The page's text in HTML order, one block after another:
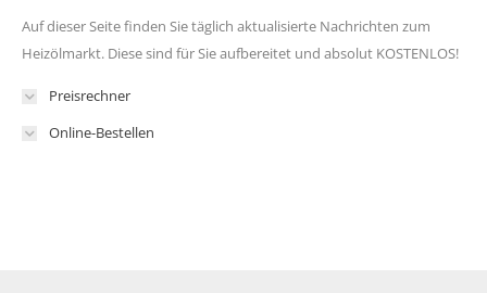
Auf dieser Seite finden Sie täglich aktualisierte Nachrichten zum
Heizölmarkt. Diese sind für Sie aufbereitet und absolut KOSTENLOS!
Preisrechner
Online-Bestellen